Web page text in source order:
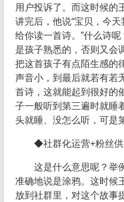
用户投诉了。而这时候的
讲完后，他说“宝贝，今
给你读一首诗。”什么诗
是孩子熟悉的，否则又会
把这首孩子有点陌生感的
声音小，到最后就若有若
首诗，这就能起到很好的
子一般听到第三遍时就睡
头就睡、没怎么听，可是
◆社群化运营+粉丝
这是什么意思呢？举
准确地说是涂鸦。这时候
放到社群里，对这个故事